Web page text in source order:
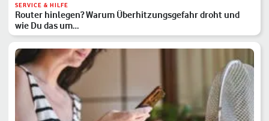
SERVICE & HILFE
Router hinlegen? Warum Überhitzungsgefahr droht und
wie Du das um…